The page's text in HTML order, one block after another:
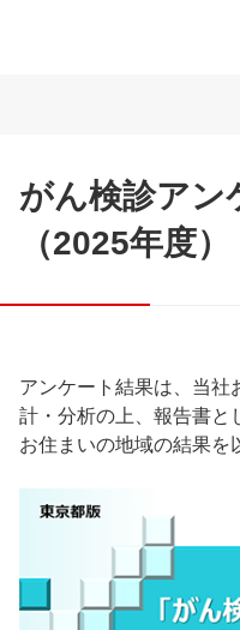
がん検診アン
（2025年度）
アンケート結果は、当社
計・分析の上、報告書と
お住まいの地域の結果を